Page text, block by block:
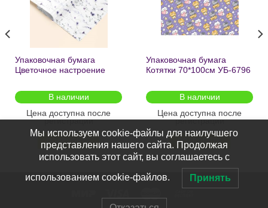
Упаковочная бумага
Цветочное настроение
2шт/
В наличии
Цена доступна после
регистрации
Упаковочная бумага
Котятки 70*100см УБ-6796
В наличии
Цена доступна после
регистрации
ПОДРОБНЕЕ
Мы используем cookie-файлы для наилучшего
представления нашего сайта. Продолжая
использовать этот сайт, вы соглашаетесь с
использованием cookie-файлов. Принять